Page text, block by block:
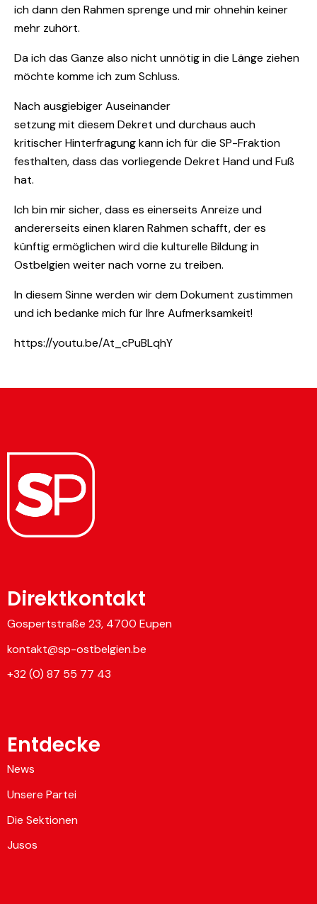
ich dann den Rahmen sprenge und mir ohnehin keiner
mehr zuhört.
Da ich das Ganze also nicht unnötig in die Länge ziehen
möchte komme ich zum Schluss.
Nach ausgiebiger Auseinander
setzung mit diesem Dekret und durchaus auch
kritischer Hinterfragung kann ich für die SP-Fraktion
festhalten, dass das vorliegende Dekret Hand und Fuß
hat.
Ich bin mir sicher, dass es einerseits Anreize und
andererseits einen klaren Rahmen schafft, der es
künftig ermöglichen wird die kulturelle Bildung in
Ostbelgien weiter nach vorne zu treiben.
In diesem Sinne werden wir dem Dokument zustimmen
und ich bedanke mich für Ihre Aufmerksamkeit!
https://youtu.be/At_cPuBLqhY
Direktkontakt
Gospertstraße 23, 4700 Eupen
kontakt@sp-ostbelgien.be
+32 (0) 87 55 77 43
Entdecke
News
Unsere Partei
Die Sektionen
Jusos